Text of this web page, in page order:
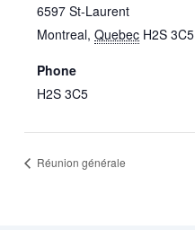
6597 St-Laurent
Montreal, Quebec H2S 3C5
Phone
H2S 3C5
Réunion générale